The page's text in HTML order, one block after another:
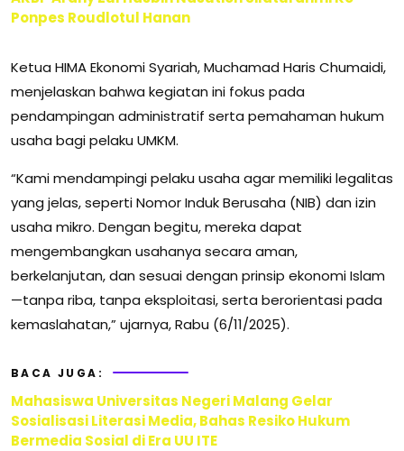
Ponpes Roudlotul Hanan
Ketua HIMA Ekonomi Syariah, Muchamad Haris Chumaidi,
menjelaskan bahwa kegiatan ini fokus pada
pendampingan administratif serta pemahaman hukum
usaha bagi pelaku UMKM.
“Kami mendampingi pelaku usaha agar memiliki legalitas
yang jelas, seperti Nomor Induk Berusaha (NIB) dan izin
usaha mikro. Dengan begitu, mereka dapat
mengembangkan usahanya secara aman,
berkelanjutan, dan sesuai dengan prinsip ekonomi Islam
—tanpa riba, tanpa eksploitasi, serta berorientasi pada
kemaslahatan,” ujarnya, Rabu (6/11/2025).
BACA JUGA:
Mahasiswa Universitas Negeri Malang Gelar
Sosialisasi Literasi Media, Bahas Resiko Hukum
Bermedia Sosial di Era UU ITE